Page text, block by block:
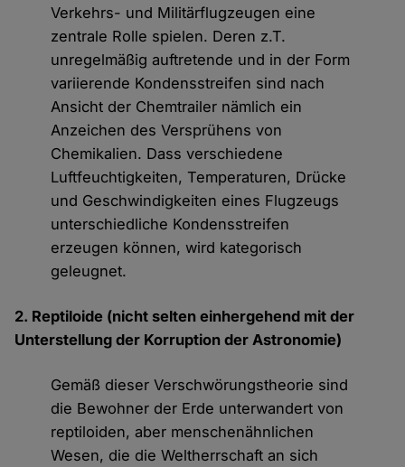
Verkehrs- und Militärflugzeugen eine
zentrale Rolle spielen. Deren z.T.
unregelmäßig auftretende und in der Form
variierende Kondensstreifen sind nach
Ansicht der Chemtrailer nämlich ein
Anzeichen des Versprühens von
Chemikalien. Dass verschiedene
Luftfeuchtigkeiten, Temperaturen, Drücke
und Geschwindigkeiten eines Flugzeugs
unterschiedliche Kondensstreifen
erzeugen können, wird kategorisch
geleugnet.
2. Reptiloide (nicht selten einhergehend mit der
Unterstellung der Korruption der Astronomie)
Gemäß dieser Verschwörungstheorie sind
die Bewohner der Erde unterwandert von
reptiloiden, aber menschenähnlichen
Wesen, die die Weltherrschaft an sich